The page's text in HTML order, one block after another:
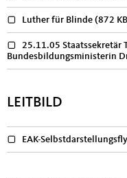
Luther für Blinde (872
25.11.05 Staatssekretär
Bundesbildungsministerin
LEITBILD
EAK-